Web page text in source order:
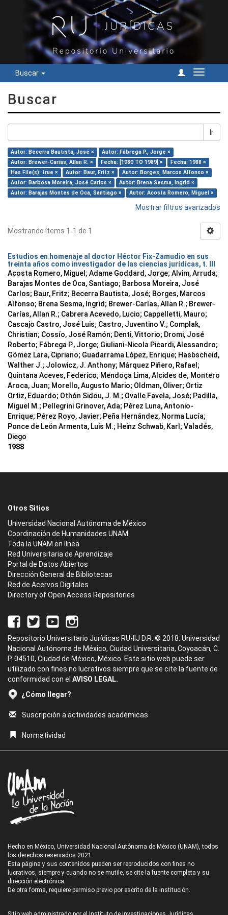
Buscar
Cambiar
Buscar
Ir
Autor: Becerra Bautista, José ×
Autor: Fábrega P., Jorge ×
Autor: Brewer-Carías, Allan R. ×
Fecha: [1980 TO 1989] ×
Fecha: 1988 ×
Has File(s): true ×
Autor: Baur, Fritz ×
Autor: Borges, Marcos Alfonso ×
Autor: Barbosa Moreira, José Carlos ×
Autor: Brena Sesma, Ingrid ×
Autor: Barajas Montes de Oca, Santiago ×
Autor: Acosta Romero, Miguel ×
Mostrar filtros avanzados
Mostrando ítems 1-1 de 1
Estudios en homenaje al doctor Héctor Fix-Zamudio en sus
treinta años como investigador de las ciencias jurídicas, t. III
Acosta Romero, Miguel; Adame Goddard, Jorge; Alvim, Arruda;
Barajas Montes de Oca, Santiago; Barbosa Moreira, José
Carlos; Baur, Fritz; Becerra Bautista, José; Borges, Marcos
Alfonso; Brena Sesma, Ingrid; Brewer-Carías, Allan R.; Brewer-
Carías, Allan R.; Cabrera Acevedo, Lucio; Cappelletti, Mauro;
Cascajo Castro, José Luis; Castro, Juventino V.; Complak,
Christian; Cossío, José Ramón; Denti, Vittorio; Dromi, José
Roberto; Fábrega P., Jorge; Giuliani-Nicola Picardi, Alessandro;
Gómez Lara, Cipriano; Guadarrama López, Enrique; Hasbscheid,
Walther J.; Jolowicz, J. Anthony; Márquez Piñero, Rafael;
Quintana Aceves, Federico; Mendoça Lima, Alcides de; Montero
Aroca, Juan; Morello, Augusto Mario; Oldman, Oliver; Ortiz
Ortiz, Eduardo; Othón Sidou, J. M.; Ovalle Favela, José; Padilla,
Miguel M.; Pellegrini Grinover, Ada; Pérez Luna, Antonio-
Enrique; Pérez Royo, Javier; Peña Hernández, Norma Lucía;
Ponce de León Armenta, Luis M.; Heinz Schwab, Karl; Valadés,
Diego
1988
Otros Sitios
Universidad Nacional Autónoma de México
Coordinación de Humanidades UNAM
Toda la UNAM en línea
Red Universitaria de Aprendizaje
Portal de Datos Abiertos
Dirección General de Bibliotecas
Red de Acervos Digitales
Directory of Open Access Repositories
Repositorio Universitario Jurídicas RU-IIJ D.R. © 2018. Universidad
Nacional Autónoma de México, Ciudad Universitaria, Coyoacán, C.
P. 04510, Ciudad de México, México. Este sitio web puede ser
utilizado con fines no lucrativos siempre que se cite la fuente de
conformidad con el AVISO LEGAL.
¿Cómo llegar?
Suscripción a actividades académicas
Normatividad
Hecho en México, Universidad Nacional Autónoma de México (UNAM), todos
los derechos reservados 2021.
Esta página y sus contenidos pueden ser reproducidos con fines no
lucrativos, siempre y cuando no se mutile, se cite la fuente completa y su
dirección electrónica.
De otra forma, requiere permiso previo por escrito de la institución.